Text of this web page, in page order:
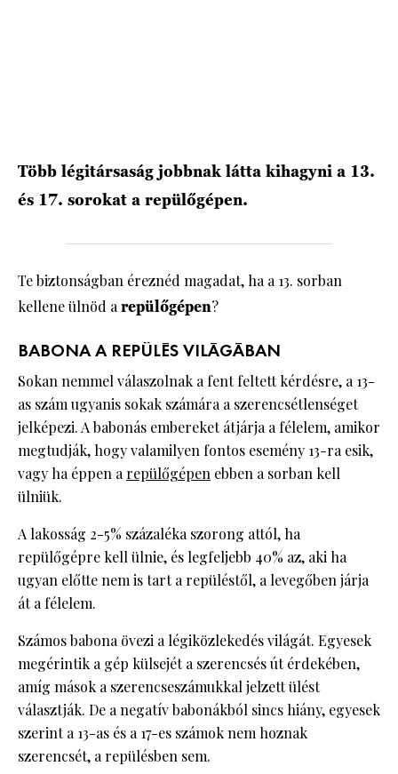
Több légitársaság jobbnak látta kihagyni a 13.
és 17. sorokat a repülőgépen.
Te biztonságban éreznéd magadat, ha a 13. sorban
kellene ülnöd arepülőgépen?
BABONA A REPÜLÉS VILÁGÁBAN
Sokan nemmel válaszolnak a fent feltett kérdésre, a 13-
as szám ugyanis sokak számára a szerencsétlenséget
jelképezi. A babonás embereket átjárja a félelem, amikor
megtudják, hogy valamilyen fontos esemény 13-ra esik,
vagy ha éppen arepülőgépen ebben a sorban kell
ülniük.
A lakosság 2-5% százaléka szorong attól, ha
repülőgépre kell ülnie, és legfeljebb 40% az, aki ha
ugyan előtte nem is tart a repüléstől, a levegőben járja
át a félelem.
Számos babona övezi a légiközlekedés világát. Egyesek
megérintik a gép külsejét a szerencsés út érdekében,
amíg mások a szerencseszámukkal jelzett ülést
választják. De a negatív babonákból sincs hiány, egyesek
szerint a 13-as és a 17-es számok nem hoznak
szerencsét, a repülésben sem.